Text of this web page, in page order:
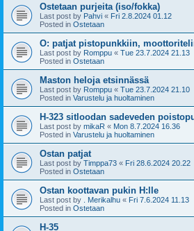
Ostetaan purjeita (iso/fokka)
Last post by Pahvi « Fri 2.8.2024 01.12
Posted in Ostetaan
O: patjat pistopunkkiin,
Last post by Romppu « Tue 23.7.2024 21.13
Posted in Ostetaan
Maston heloja etsinnässä
Last post by Romppu « Tue 23.7.2024 21.10
Posted in Varustelu ja huoltaminen
H-323 sitloodan sadeveden
Last post by mikaR « Mon 8.7.2024 16.36
Posted in Varustelu ja huoltaminen
Ostan patjat
Last post by Timppa73 « Fri 28.6.2024 20.22
Posted in Ostetaan
Ostan koottavan pukin H:lle
Last post by . Merikalhu « Fri 7.6.2024 11.13
Posted in Ostetaan
H-35